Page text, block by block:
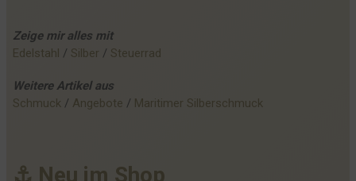
Zeige mir alles mit
Edelstahl / Silber / Steuerrad
Weitere Artikel aus
Schmuck / Angebote / Maritimer Silberschmuck
⚓ Neu im Shop